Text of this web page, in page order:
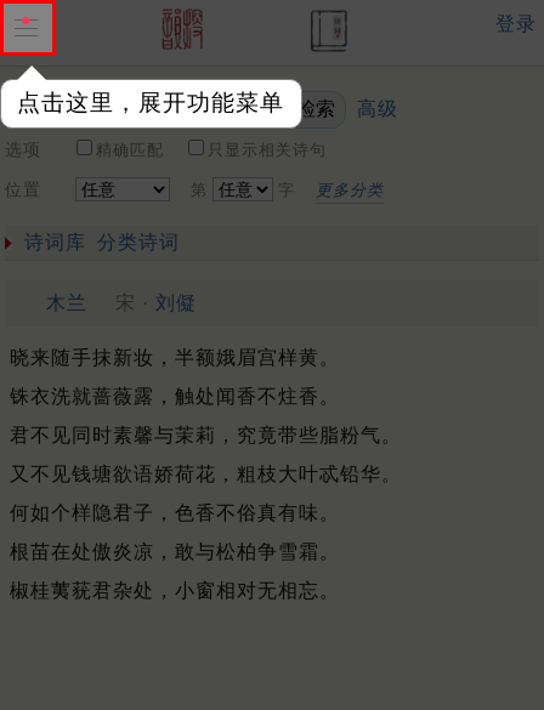
点击这里，展开功能菜单
登录
关键词 高级
选项 精确匹配 只显示相关诗句
位置 第 字 更多分类
诗词库 分类诗词
木兰 宋 · 刘儗
晓来随手抹新妆，半额娥眉宫样黄。
铢衣洗就蔷薇露，触处闻香不炷香。
君不见同时素馨与茉莉，究竟带些脂粉气。
又不见钱塘欲语娇荷花，粗枝大叶忒铅华。
何如个样隐君子，色香不俗真有味。
根苗在处傲炎凉，敢与松柏争雪霜。
椒桂荑莸君杂处，小窗相对无相忘。